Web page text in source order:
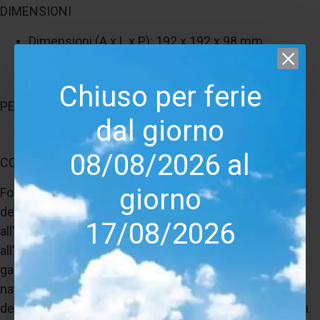
Chiuso per ferie
dal giorno
08/08/2026 al
giorno
17/08/2026
DIMENSIONI
Dimensioni (A x L x P): 192 x 192 x 98 mm
PESO
CONCLUSIONE
Focal JM-Lab 300 ICW4 è la scelta ideale per chi
desidera integrare un sistema audio di qualità elevata
all'interno dell'ambiente domestico senza rinunciare
all'estetica. Le tecnologie Flax e Alluminio/Magnesio
garantiscono una riproduzione musicale precisa e
naturale, mentre la versatilità d'installazione ne fa uno
dei diffusori da incasso più interessanti della categoria.